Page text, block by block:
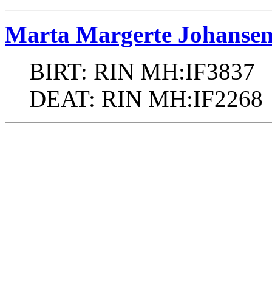
Marta Margerte
BIRT: RIN MH:IF3837
DEAT: RIN MH:IF2268